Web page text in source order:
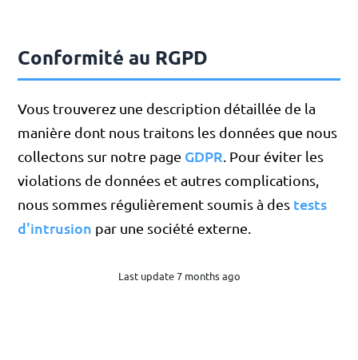
Conformité au RGPD
Vous trouverez une description détaillée de la
manière dont nous traitons les données que nous
collectons sur notre page GDPR . Pour éviter les
violations de données et autres complications,
nous sommes régulièrement soumis à des tests
d'intrusion par une société externe.
Last update 7 months ago